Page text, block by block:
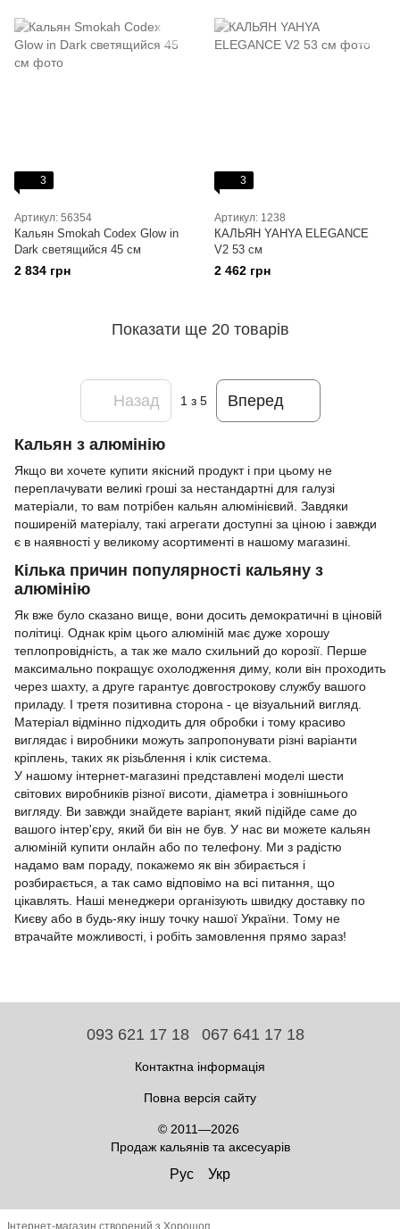
3
Артикул: 56354
Кальян Smokah Codex Glow in
Dark светящийся 45 см
2 834 грн
3
Артикул: 1238
КАЛЬЯН YAHYA ELEGANCE
V2 53 см
2 462 грн
Показати ще 20 товарів
Назад 1 з 5 Вперед
Кальян з алюмінію
Якщо ви хочете купити якісний продукт і при цьому не
переплачувати великі гроші за нестандартні для галузі
матеріали, то вам потрібен кальян алюмінієвий. Завдяки
поширеній матеріалу, такі агрегати доступні за ціною і завжди
є в наявності у великому асортименті в нашому магазині.
Кілька причин популярності кальяну з
алюмінію
Як вже було сказано вище, вони досить демократичні в ціновій
політиці. Однак крім цього алюміній має дуже хорошу
теплопровідність, а так же мало схильний до корозії. Перше
максимально покращує охолодження диму, коли він проходить
через шахту, а друге гарантує довгострокову службу вашого
приладу. І третя позитивна сторона - це візуальний вигляд.
Матеріал відмінно підходить для обробки і тому красиво
виглядає і виробники можуть запропонувати різні варіанти
кріплень, таких як різьблення і клік система.
У нашому інтернет-магазині представлені моделі шести
світових виробників різної висоти, діаметра і зовнішнього
вигляду. Ви завжди знайдете варіант, який підійде саме до
вашого інтер'єру, який би він не був. У нас ви можете кальян
алюміній купити онлайн або по телефону. Ми з радістю
надамо вам пораду, покажемо як він збирається і
розбирається, а так само відповімо на всі питання, що
цікавлять. Наші менеджери організують швидку доставку по
Києву або в будь-яку іншу точку нашої України. Тому не
втрачайте можливості, і робіть замовлення прямо зараз!
093 621 17 18 067 641 17 18
Контактна інформація
Повна версія сайту
© 2011—2026
Продаж кальянів та аксесуарів
Рус Укр
Інтернет-магазин створений з Хорошоп